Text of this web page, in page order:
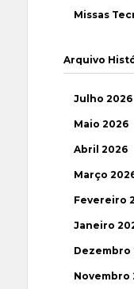
Missas
Arquivo
Julho 2026
Maio 2026
Abril 2026
Março
Fevereiro
Janeiro
Dezembro
Novembro